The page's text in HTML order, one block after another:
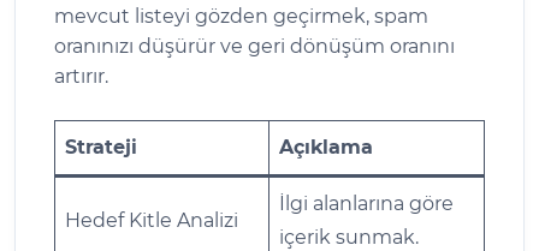
mevcut listeyi gözden geçirmek, spam
oranınızı düşürür ve geri dönüşüm oranını
artırır.
Strateji Açıklama
Hedef Kitle Analizi
İlgi alanlarına göre
içerik sunmak.